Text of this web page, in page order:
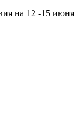
на 12 -15 июня